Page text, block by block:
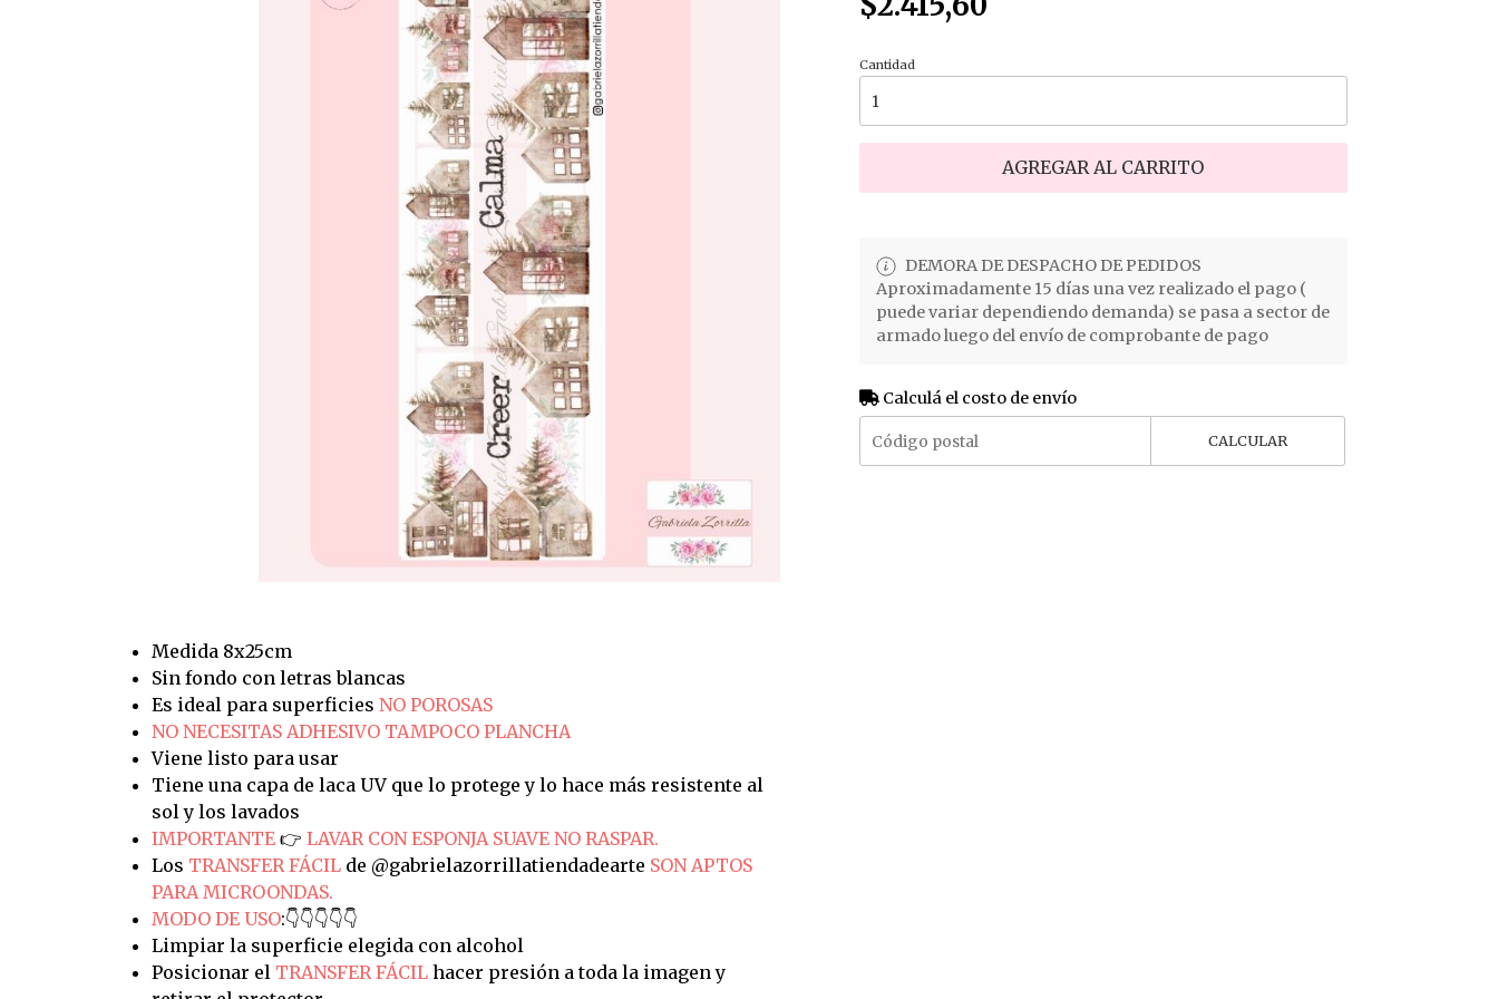
Medida 8x25cm
Sin fondo con letras blancas
Es ideal para superficies NO POROSAS
NO NECESITAS ADHESIVO TAMPOCO PLANCHA
Viene listo para usar
Tiene una capa de laca UV que lo protege y lo hace más resistente al
sol y los lavados
IMPORTANTE 👉 LAVAR CON ESPONJA SUAVE NO RASPAR.
Los TRANSFER FÁCILde @gabrielazorrillatiendadearte SON APTOS
PARA MICROONDAS.
MODO DE USO:👇👇👇👇👇
Limpiar la superficie elegida con alcohol
Posicionar el TRANSFER FÁCILhacer presión a toda la imagen y
Cantidad
AGREGAR AL CARRITO
DEMORA DE DESPACHO DE PEDIDOS
Aproximadamente 15 días una vez realizado el pago (
puede variar dependiendo demanda) se pasa a sector de
armado luego del envío de comprobante de pago
Calculá el costo de envío
CALCULAR